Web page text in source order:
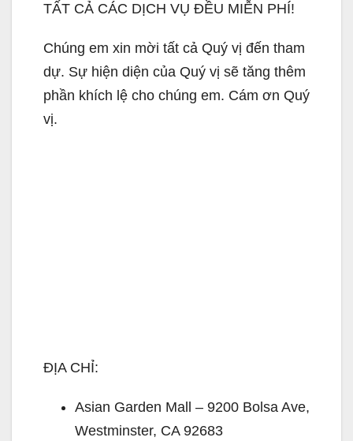
TẤT CẢ CÁC DỊCH VỤ ĐỀU MIỄN PHÍ!
Chúng em xin mời tất cả Quý vị đến tham
dự. Sự hiện diện của Quý vị sẽ tăng thêm
phần khích lệ cho chúng em. Cám ơn Quý
vị.
ĐỊA CHỈ:
Asian Garden Mall – 9200 Bolsa Ave,
Westminster, CA 92683